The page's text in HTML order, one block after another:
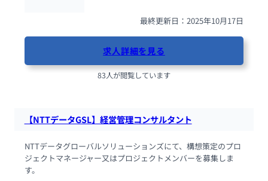
最終更新日：2025年10月17日
求人詳細を見る
83人が閲覧しています
【NTTデータGSL】経営管理コンサルタント
NTTデータグローバルソリューションズにて、構想策定のプロ
ジェクトマネージャー又はプロジェクトメンバーを募集しま
す。